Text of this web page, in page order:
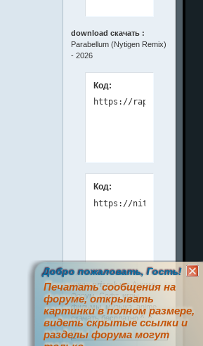
download скачать :
Parabellum (Nytigen Remix)
- 2026
Код:
Код:
www.prizrak.wsАниме
Форум. Софт, игры,
фильмы, музыка, anime
скачать бесплатно ^_^
0
Добро пожаловать, Гость!
Печатать сообщения на
форуме, открывать
картинки в полном размере,
видеть скрытые ссылки и
разделы форума могут